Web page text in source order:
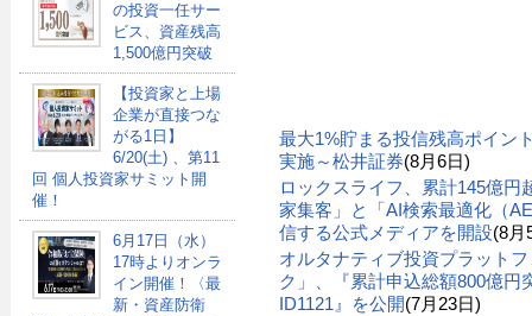
の投資一任サー
ビス、資産残高
1,500億円突破
【投資家と上場
企業が直接つな
がる1日】
6/20(土) 、第11
回 個人投資家サミット開
催！
6月17日（水）
17時よりオンラ
イン開催！〈最
新・資産防衛
最大1%貯まる投信残高ポイン
実施～松井証券(8月6日)
ロックスライフ、累計145億円
家集客」と「AI検索最適化（
信する公式メディアを開設(8月
オルタナティブ投資プラット
ク」、『累計申込総額800億円
ID1121』を公開(7月23日)